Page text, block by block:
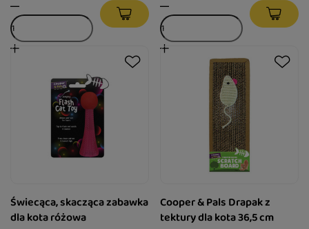
Świecąca, skacząca zabawka
dla kota różowa
Cooper & Pals Drapak z
tektury dla kota 36,5 cm